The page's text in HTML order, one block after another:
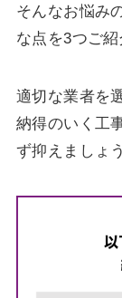
そんなお悩み
な点を3つご紹
適切な業者を
納得のいく工
ず抑えましょう